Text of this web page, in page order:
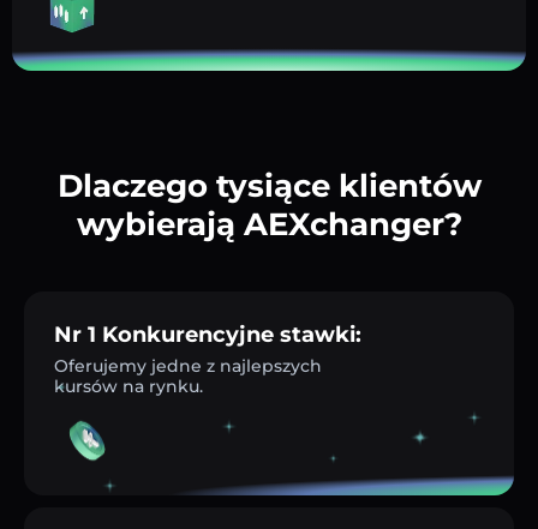
Dlaczego tysiące klientów
wybierają AEXchanger?
Nr 1 Konkurencyjne stawki:
Oferujemy jedne z najlepszych
kursów na rynku.